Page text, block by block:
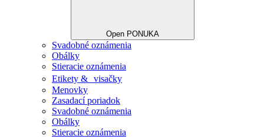
Open PONUKA
Svadobné oznámenia
Obálky
Stieracie oznámenia
Etikety & visačky
Menovky
Zasadací poriadok
Svadobné oznámenia
Obálky
Stieracie oznámenia